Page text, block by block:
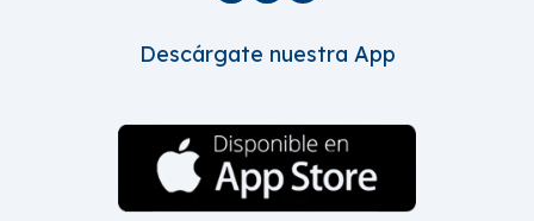
Descárgate nuestra App